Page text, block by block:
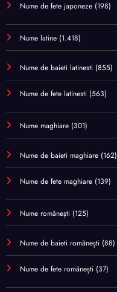
Nume de fete japoneze (198)
Nume latine (1.418)
Nume de baieti latinesti (855)
Nume de fete latinesti (563)
Nume maghiare (301)
Nume de baieti maghiare (162)
Nume de fete maghiare (139)
Nume românești (125)
Nume de baieti românești (88)
Nume de fete românești (37)